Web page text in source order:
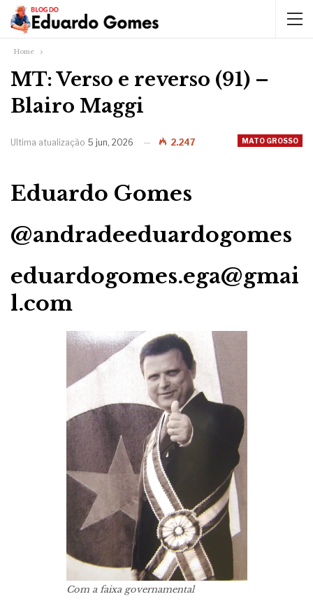
Home
MT: Verso e reverso (91) –
Blairo Maggi
MATO GROSSO
Ultima atualização 5 jun, 2026 2.247
Eduardo Gomes
@andradeeduardogomes
eduardogomes.ega@gmai
l.com
Com a faixa governamental